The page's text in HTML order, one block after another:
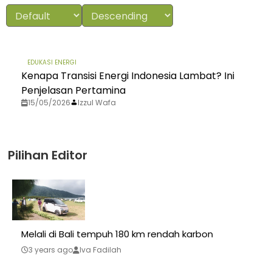
EDUKASI ENERGI
Kenapa Transisi Energi Indonesia Lambat? Ini
Penjelasan Pertamina
15/05/2026 Izzul Wafa
Pilihan Editor
Melali di Bali tempuh 180 km rendah karbon
3 years ago Iva Fadilah